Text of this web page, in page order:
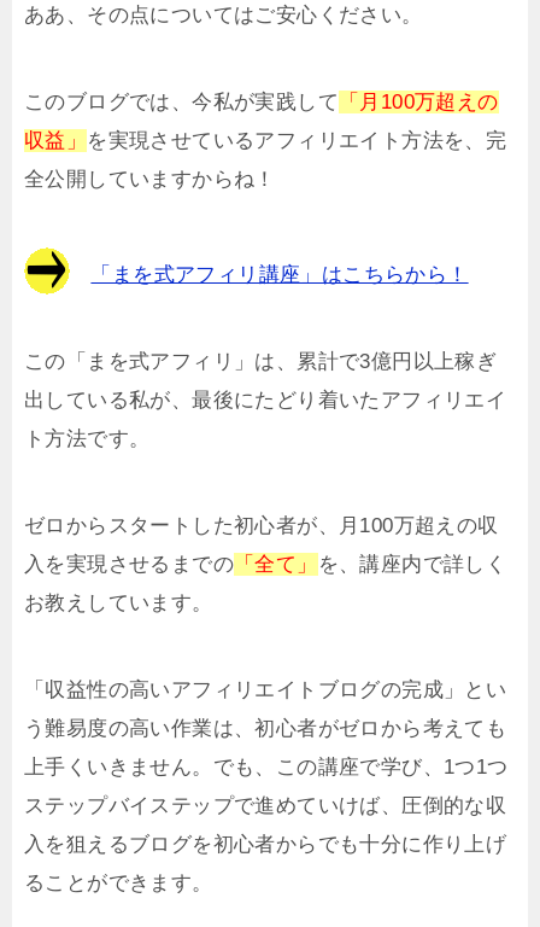
ああ、その点についてはご安心ください。
このブログでは、今私が実践して
「月100万超えの
収益」 を実現させているアフィリエイト方法を、完
全公開していますからね！
「まを式アフィリ講座」はこちらから！
この「まを式アフィリ」は、累計で3億円以上稼ぎ
出している私が、最後にたどり着いたアフィリエイ
ト方法です。
ゼロからスタートした初心者が、月100万超えの収
入を実現させるまでの 「全て」
を、講座内で詳しく
お教えしています。
「収益性の高いアフィリエイトブログの完成」とい
う難易度の高い作業は、初心者がゼロから考えても
上手くいきません。でも、この講座で学び、1つ1つ
ステップバイステップで進めていけば、圧倒的な収
入を狙えるブログを初心者からでも十分に作り上げ
ることができます。